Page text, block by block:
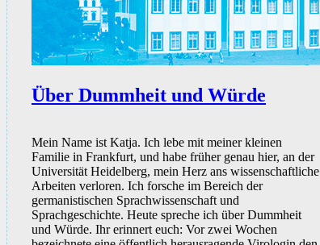
Über Dummheit und Würde
Mein Name ist Katja. Ich lebe mit meiner kleinen
Familie in Frankfurt, und habe früher genau hier, an der
Universität Heidelberg, mein Herz ans wissenschaftliche
Arbeiten verloren. Ich forsche im Bereich der
germanistischen Sprachwissenschaft und
Sprachgeschichte. Heute spreche ich über Dummheit
und Würde. Ihr erinnert euch: Vor zwei Wochen